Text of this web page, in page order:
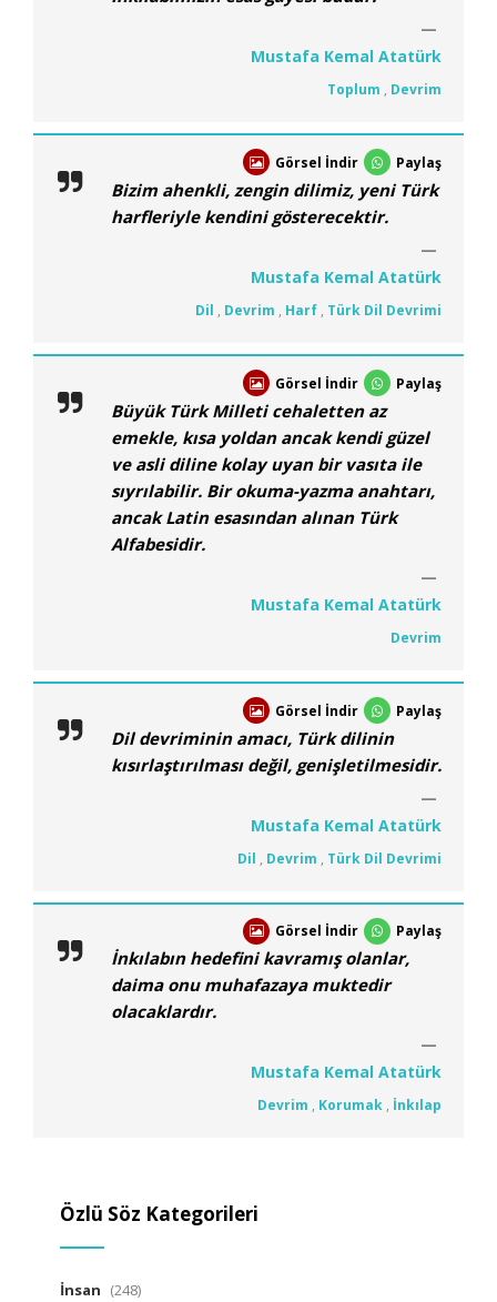
Mustafa Kemal Atatürk
Toplum , Devrim
Görsel İndir Paylaş
Bizim ahenkli, zengin dilimiz, yeni Türk
harfleriyle kendini gösterecektir.
Mustafa Kemal Atatürk
Dil , Devrim , Harf , Türk Dil Devrimi
Görsel İndir Paylaş
Büyük Türk Milleti cehaletten az
emekle, kısa yoldan ancak kendi güzel
ve asli diline kolay uyan bir vasıta ile
sıyrılabilir. Bir okuma-yazma anahtarı,
ancak Latin esasından alınan Türk
Alfabesidir.
Mustafa Kemal Atatürk
Devrim
Görsel İndir Paylaş
Dil devriminin amacı, Türk dilinin
kısırlaştırılması değil, genişletilmesidir.
Mustafa Kemal Atatürk
Dil , Devrim , Türk Dil Devrimi
Görsel İndir Paylaş
İnkılabın hedefini kavramış olanlar,
daima onu muhafazaya muktedir
olacaklardır.
Mustafa Kemal Atatürk
Devrim , Korumak , İnkılap
Özlü Söz Kategorileri
İnsan (248)